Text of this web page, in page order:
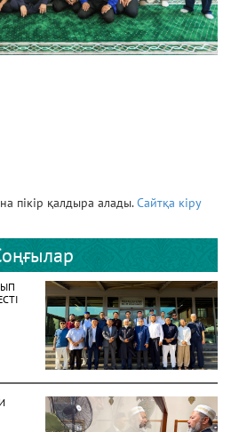
пікір қалдыра алады.Сайтқа кіру